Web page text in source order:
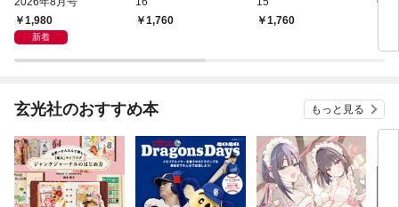
1,980
新着
1,760
1,760
玄光社のおすすめ本 もっと見る